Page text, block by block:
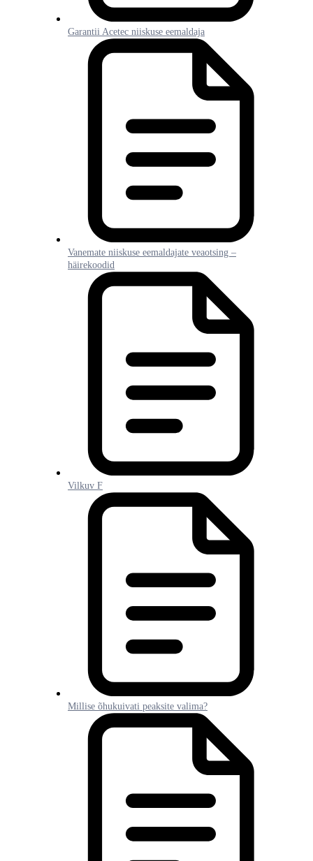
Garantii Acetec niiskuse eemaldaja
Vanemate niiskuse eemaldajate veaotsing –
häirekoodid
Vilkuv F
Millise õhukuivati peaksite valima?